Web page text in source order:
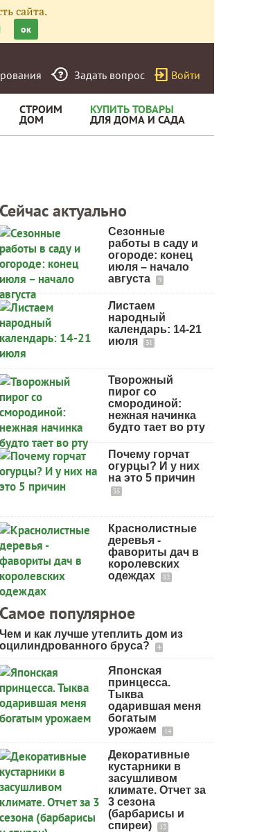
сайта.
ок
Задать вопрос Войти
СТРОИМ
ДОМ
КУПИТЬ ТОВАРЫ
ДЛЯ ДОМА И САДА
Сейчас актуально
Сезонные
работы в саду и
огороде: конец
июля – начало
августа
9
Листаем
народный
календарь: 14-21
июля
31
Творожный
пирог со
смородиной:
нежная начинка
будто тает во рту
Почему горчат
огурцы? И у них
на это 5 причин
35
Краснолистные
деревья -
фавориты дач в
королевских
одеждах
82
Самое популярное
Чем и как лучше утеплить дом из
оцилиндрованного бруса?
4
Японская
принцесса.
Тыква
одарившая меня
богатым
урожаем
14
Декоративные
кустарники в
засушливом
климате. Отчет за
3 сезона
(барбарисы и
спиреи)
12